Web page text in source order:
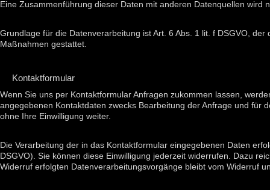
Eine Zusammenführung dieser Daten mit anderen Datenquellen wird
Grundlage für die Datenverarbeitung ist Art. 6 Abs. 1 lit. f DSGVO,
Maßnahmen gestattet.
Kontaktformular
Wenn Sie uns per Kontaktformular Anfragen zukommen lassen,
angegebenen Kontaktdaten zwecks Bearbeitung der Anfrage und für
ohne Ihre Einwilligung weiter.
Die Verarbeitung der in das Kontaktformular eingegebenen Daten
DSGVO). Sie können diese Einwilligung jederzeit widerrufen. Dazu
Widerruf erfolgten Datenverarbeitungsvorgänge bleibt vom Widerruf